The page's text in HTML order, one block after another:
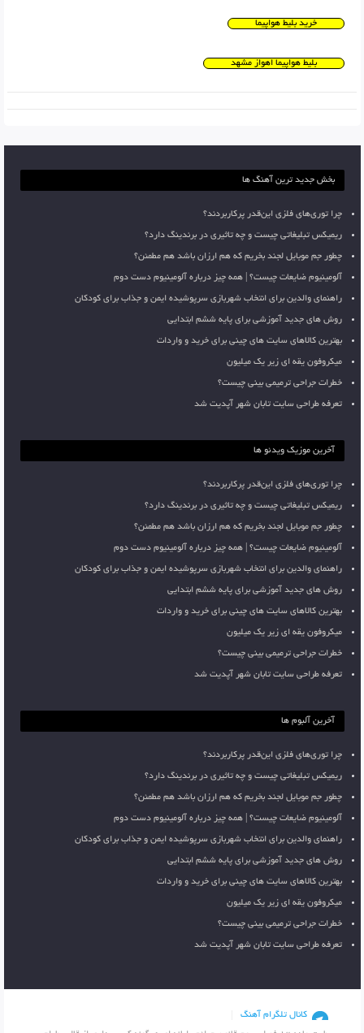
خرید بلیط هواپیما
بلیط هواپیما اهواز مشهد
بخش جدید ترین آهنگ ها
چرا توری‌های فلزی این‌قدر پرکاربردند؟
ریمیکس تبلیغاتی چیست و چه تاثیری در برندینگ دارد؟
چطور جم موبایل لجند بخریم که هم ارزان باشد هم مطمئن؟
آلومینیوم ضایعات چیست؟ | همه چیز درباره آلومینیوم دست دوم
راهنمای والدین برای انتخاب شهربازی سرپوشیده ایمن و جذاب برای کودکان
روش های جدید آموزشی برای پایه ششم ابتدایی
بهترین کالاهای سایت های چینی برای خرید و واردات
میکروفون یقه ای زیر یک میلیون
خطرات جراحی ترمیمی بینی چیست؟
تعرفه طراحی سایت تابان شهر آپدیت شد
آخرین موزیک ویدئو ها
چرا توری‌های فلزی این‌قدر پرکاربردند؟
ریمیکس تبلیغاتی چیست و چه تاثیری در برندینگ دارد؟
چطور جم موبایل لجند بخریم که هم ارزان باشد هم مطمئن؟
آلومینیوم ضایعات چیست؟ | همه چیز درباره آلومینیوم دست دوم
راهنمای والدین برای انتخاب شهربازی سرپوشیده ایمن و جذاب برای کودکان
روش های جدید آموزشی برای پایه ششم ابتدایی
بهترین کالاهای سایت های چینی برای خرید و واردات
میکروفون یقه ای زیر یک میلیون
خطرات جراحی ترمیمی بینی چیست؟
تعرفه طراحی سایت تابان شهر آپدیت شد
آخرین آلبوم ها
چرا توری‌های فلزی این‌قدر پرکاربردند؟
ریمیکس تبلیغاتی چیست و چه تاثیری در برندینگ دارد؟
چطور جم موبایل لجند بخریم که هم ارزان باشد هم مطمئن؟
آلومینیوم ضایعات چیست؟ | همه چیز درباره آلومینیوم دست دوم
راهنمای والدین برای انتخاب شهربازی سرپوشیده ایمن و جذاب برای کودکان
روش های جدید آموزشی برای پایه ششم ابتدایی
بهترین کالاهای سایت های چینی برای خرید و واردات
میکروفون یقه ای زیر یک میلیون
خطرات جراحی ترمیمی بینی چیست؟
تعرفه طراحی سایت تابان شهر آپدیت شد
کانال تلگرام آهنگ